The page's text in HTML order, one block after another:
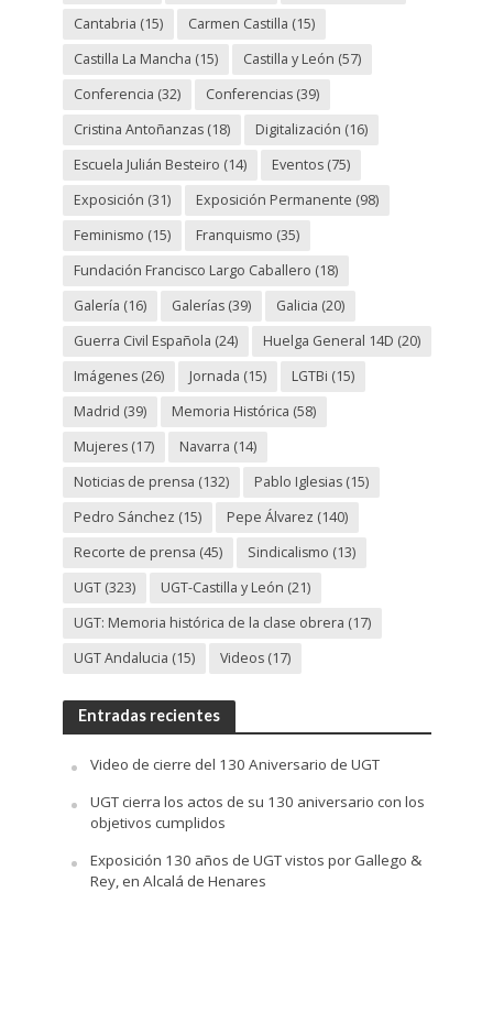
Cantabria (15) Carmen Castilla (15)
Castilla La Mancha (15) Castilla y León (57)
Conferencia (32) Conferencias(39)
Cristina Antoñanzas(18) Digitalización (16)
Escuela Julián Besteiro (14) Eventos(75)
Exposición (31) Exposición Permanente (98)
Feminismo (15) Franquismo (35)
Fundación Francisco Largo Caballero (18)
Galería (16) Galerías(39) Galicia (20)
Guerra Civil Española (24) Huelga General 14D (20)
Imágenes(26) Jornada (15) LGTBi (15)
Madrid (39) Memoria Histórica (58)
Mujeres(17) Navarra (14)
Noticias de prensa (132) Pablo Iglesias(15)
Pedro Sánchez (15) Pepe Álvarez (140)
Recorte de prensa (45) Sindicalismo (13)
UGT(323) UGT-Castilla y León (21)
UGT: Memoria histórica de la clase obrera (17)
UGT Andalucia (15) Videos(17)
Entradas recientes
Video de cierre del 130 Aniversario de UGT
UGT cierra los actos de su 130 aniversario con los
objetivos cumplidos
Exposición 130 años de UGT vistos por Gallego &
Rey, en Alcalá de Henares